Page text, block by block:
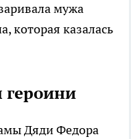
мужа
которая казалась
героини
Дяди Федора